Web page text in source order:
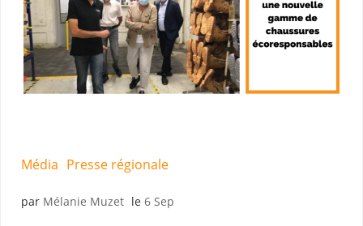
Média Presse régionale
par Mélanie Muzet le 6 Sep